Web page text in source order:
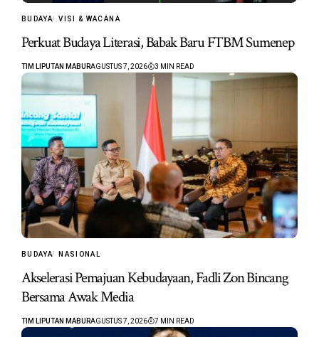
BUDAYA VISI & WACANA
Perkuat Budaya Literasi, Babak Baru FTBM Sumenep
TIM LIPUTAN MABURAGUSTUS 7, 2026 3 MIN READ
BUDAYA NASIONAL
Akselerasi Pemajuan Kebudayaan, Fadli Zon Bincang
Bersama Awak Media
TIM LIPUTAN MABURAGUSTUS 7, 2026 7 MIN READ